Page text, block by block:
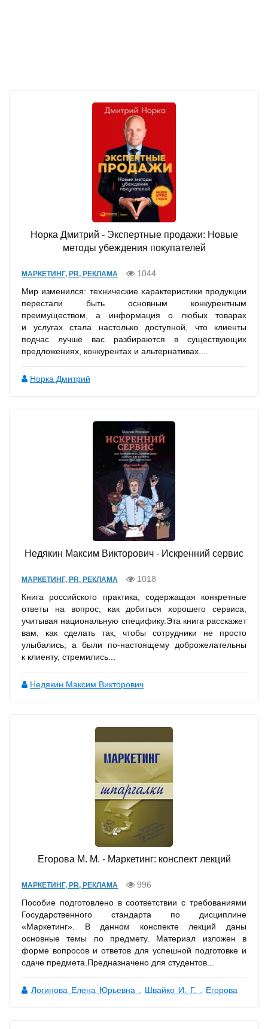
Норка Дмитрий - Экспертные продажи: Новые
методы убеждения покупателей
МАРКЕТИНГ, PR, РЕКЛАМА
1044
Мир изменился: технические характеристики продукции
перестали быть основным конкурентным
преимуществом, а информация о любых товарах
и услугах стала настолько доступной, что клиенты
подчас лучше вас разбираются в существующих
предложениях, конкурентах и альтернативах....
Норка Дмитрий
Недякин Максим Викторович - Искренний сервис
МАРКЕТИНГ, PR, РЕКЛАМА
1018
Книга российского практика, содержащая конкретные
ответы на вопрос, как добиться хорошего сервиса,
учитывая национальную специфику.Эта книга расскажет
вам, как сделать так, чтобы сотрудники не просто
улыбались, а были по-настоящему доброжелательны
к клиенту, стремились...
Недякин Максим Викторович
Егорова М. М. - Маркетинг: конспект лекций
МАРКЕТИНГ, PR, РЕКЛАМА
996
Пособие подготовлено в соответствии с требованиями
Государственного стандарта по дисциплине
«Маркетинг». В данном конспекте лекций даны
основные темы по предмету. Материал изложен в
форме вопросов и ответов для успешной подготовке и
сдаче предмета.Предназначено для студентов...
Логинова Елена Юрьевна Швайко И. Г.
Егорова